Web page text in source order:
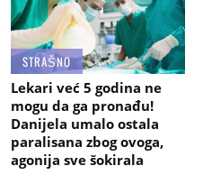
STRAŠNO
Lekari već 5 godina ne
mogu da ga pronađu!
Danijela umalo ostala
paralisana zbog ovoga,
agonija sve šokirala